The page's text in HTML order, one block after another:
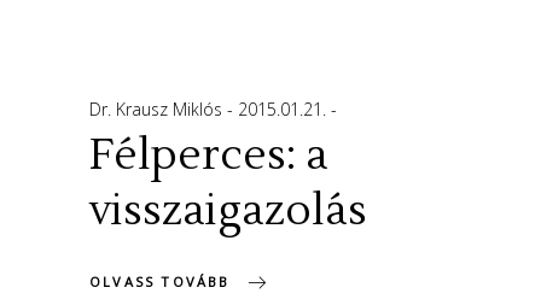
Dr. Krausz Miklós 2015.01.21.
Félperces: a
visszaigazolás
OLVASS TOVÁBB